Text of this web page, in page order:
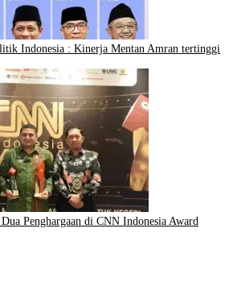
Indonesia : Kinerja Mentan Amran tertinggi
Penghargaan di CNN Indonesia Award